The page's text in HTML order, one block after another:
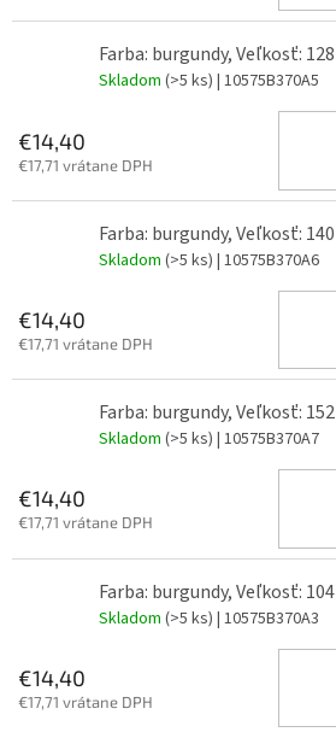
Farba: burgundy, Veľkosť: 128
Skladom (>5 ks) | 10575B370A5
€14,40
€17,71 vrátane DPH
Farba: burgundy, Veľkosť: 140
Skladom (>5 ks) | 10575B370A6
€14,40
€17,71 vrátane DPH
Farba: burgundy, Veľkosť: 152
Skladom (>5 ks) | 10575B370A7
€14,40
€17,71 vrátane DPH
Farba: burgundy, Veľkosť: 104
Skladom (>5 ks) | 10575B370A3
€14,40
€17,71 vrátane DPH